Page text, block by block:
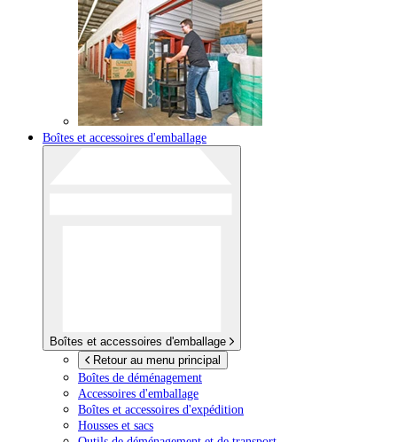
Boîtes et accessoires d'emballage
Boîtes et accessoires d'emballage
Retour au menu principal
Boîtes de déménagement
Accessoires d'emballage
Boîtes et accessoires d'expédition
Housses et sacs